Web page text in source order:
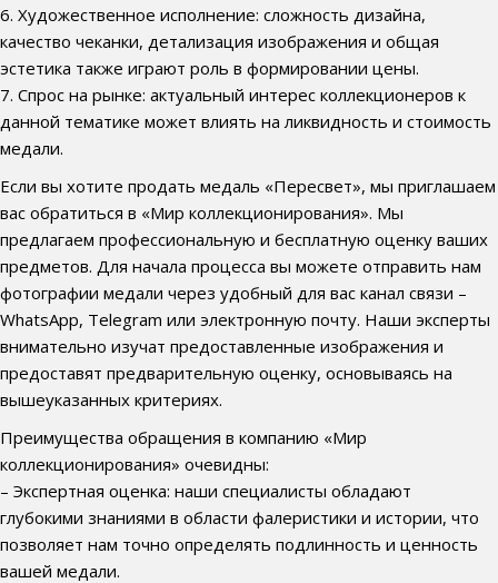
6. Художественное исполнение: сложность дизайна,
качество чеканки, детализация изображения и общая
эстетика также играют роль в формировании цены.
7. Спрос на рынке: актуальный интерес коллекционеров к
данной тематике может влиять на ликвидность и стоимость
медали.
Если вы хотите продать медаль «Пересвет», мы приглашаем
вас обратиться в «Мир коллекционирования». Мы
предлагаем профессиональную и бесплатную оценку ваших
предметов. Для начала процесса вы можете отправить нам
фотографии медали через удобный для вас канал связи –
WhatsApp, Telegram или электронную почту. Наши эксперты
внимательно изучат предоставленные изображения и
предоставят предварительную оценку, основываясь на
вышеуказанных критериях.
Преимущества обращения в компанию «Мир
коллекционирования» очевидны:
– Экспертная оценка: наши специалисты обладают
глубокими знаниями в области фалеристики и истории, что
позволяет нам точно определять подлинность и ценность
вашей медали.